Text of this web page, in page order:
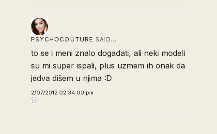
PSYCHOCOUTURE SAID…
to se i meni znalo događati, ali neki modeli
su mi super ispali, plus uzmem ih onak da
jedva dišem u njima :D
2/07/2012 02:34:00 pm